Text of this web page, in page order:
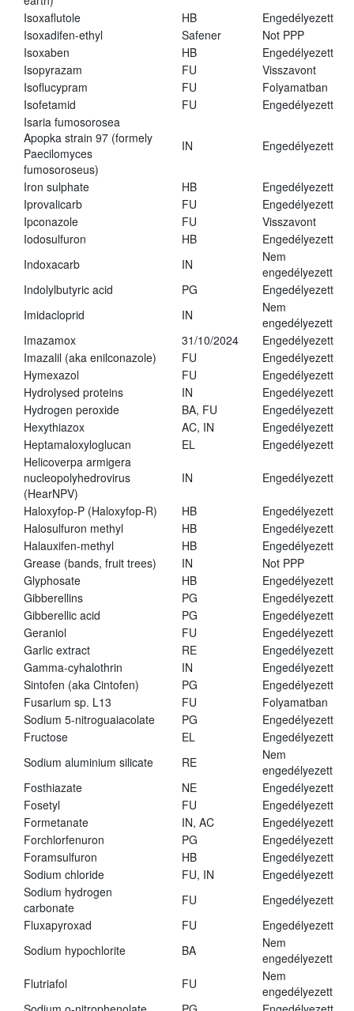
Isoxaflutole
HB
Engedélyezett
Isoxadifen-ethyl
Safener
Not PPP
Isoxaben
HB
Engedélyezett
Isopyrazam
FU
Visszavont
Isoflucypram
FU
Folyamatban
Isofetamid
FU
Engedélyezett
Isaria fumosorosea
Apopka strain 97 (formely
Paecilomyces
fumosoroseus)
IN Engedélyezett
Iron sulphate HB
Engedélyezett
Iprovalicarb
FU
Engedélyezett
Ipconazole
FU
Visszavont
Iodosulfuron
HB
Engedélyezett
Indoxacarb
IN
Nem
engedélyezett
Indolylbutyric acid
PG
Engedélyezett
Imidacloprid
IN
Nem
engedélyezett
Imazamox
31/10/2024
Engedélyezett
Imazalil (aka enilconazole)
FU
Engedélyezett
Hymexazol
FU
Engedélyezett
Hydrolysed proteins
IN
Engedélyezett
Hydrogen peroxide
BA, FU
Engedélyezett
Hexythiazox
AC, IN
Engedélyezett
Heptamaloxyloglucan
EL
Engedélyezett
Helicoverpa armigera
nucleopolyhedrovirus
(HearNPV)
IN Engedélyezett
Haloxyfop-P (Haloxyfop-R) HB
Engedélyezett
Halosulfuron methyl
HB
Engedélyezett
Halauxifen-methyl
HB
Engedélyezett
Grease (bands, fruit trees)
IN
Not PPP
Glyphosate
HB
Engedélyezett
Gibberellins
PG
Engedélyezett
Gibberellic acid
PG
Engedélyezett
Geraniol
FU
Engedélyezett
Garlic extract
RE
Engedélyezett
Gamma-cyhalothrin
IN
Engedélyezett
Sintofen (aka Cintofen)
PG
Engedélyezett
Fusarium sp. L13
FU
Folyamatban
Sodium 5-nitroguaiacolate
PG
Engedélyezett
Fructose
EL
Engedélyezett
Sodium aluminium silicate
RE
Nem
engedélyezett
Fosthiazate
NE
Engedélyezett
Fosetyl
FU
Engedélyezett
Formetanate
IN, AC
Engedélyezett
Forchlorfenuron
PG
Engedélyezett
Foramsulfuron
HB
Engedélyezett
Sodium chloride
FU, IN
Engedélyezett
Sodium hydrogen
carbonate
FU
Engedélyezett
Fluxapyroxad
FU
Engedélyezett
Sodium hypochlorite
BA
Nem
engedélyezett
Flutriafol
FU
Nem
engedélyezett